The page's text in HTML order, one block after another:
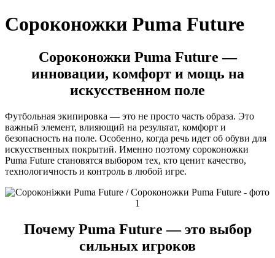
Сороконожки Puma Future
Сороконожки Puma Future —
инновации, комфорт и мощь на
искусственном поле
Футбольная экипировка — это не просто часть образа. Это
важный элемент, влияющий на результат, комфорт и
безопасность на поле. Особенно, когда речь идет об обуви для
искусственных покрытий. Именно поэтому сороконожки
Puma Future становятся выбором тех, кто ценит качество,
технологичность и контроль в любой игре.
Почему Puma Future — это выбор
сильных игроков